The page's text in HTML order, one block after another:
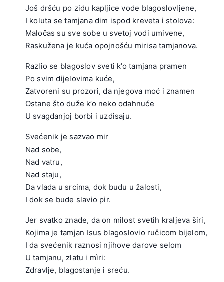
Još dršću po zidu kapljice vode blagoslovljene,
I koluta se tamjana dim ispod kreveta i stolova:
Maločas su sve sobe u svetoj vodi umivene,
Raskužena je kuća opojnošću mirisa tamjanova.
Razlio se blagoslov sveti k’o tamjana pramen
Po svim dijelovima kuće,
Zatvoreni su prozori, da njegova moć i znamen
Ostane što duže k’o neko odahnuće
U svagdanjoj borbi i uzdisaju.
Svećenik je sazvao mir
Nad sobe,
Nad vatru,
Nad staju,
Da vlada u srcima, dok budu u žalosti,
I dok se bude slavio pir.
Jer svatko znade, da on milost svetih kraljeva širi,
Kojima je tamjan Isus blagoslovio ručicom bijelom,
I da svećenik raznosi njihove darove selom
U tamjanu, zlatu i mìri:
Zdravlje, blagostanje i sreću.